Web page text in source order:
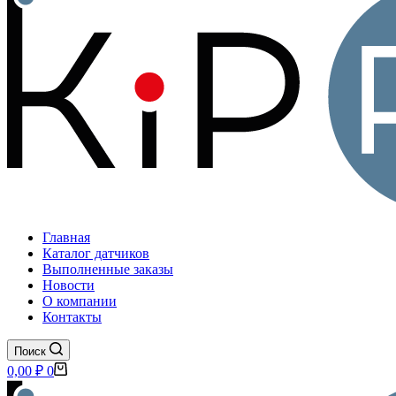
Главная
Каталог датчиков
Выполненные заказы
Новости
О компании
Контакты
Поиск
Корзина
0,00 ₽ 0